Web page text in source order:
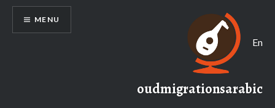
content
En
oudmigrationsarabic
MENU